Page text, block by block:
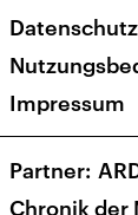
Presse
Impressum
Partner
Chronik der